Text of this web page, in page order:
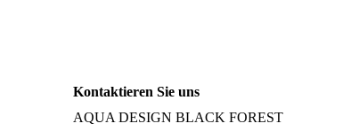
Kontaktieren Sie uns
AQUA DESIGN BLACK FOREST